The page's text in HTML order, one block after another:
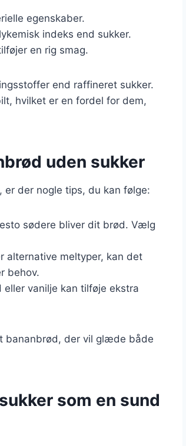
egenskaber.
indeks end sukker.
en rig smag.
end raffineret sukker.
hvilket er en fordel for dem,
uden sukker
der nogle tips, du kan følge:
sødere bliver dit brød. Vælg
meltyper, kan det
behov.
vanilje kan tilføje ekstra
bananbrød, der vil glæde både
som en sund